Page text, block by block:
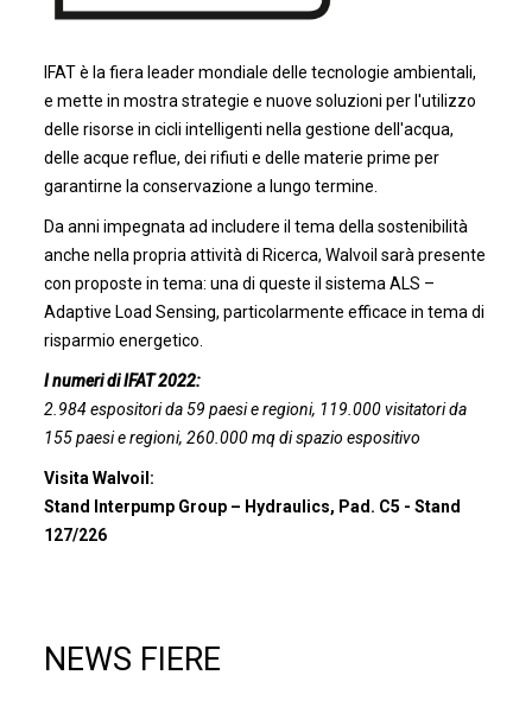
IFAT è la fiera leader mondiale delle tecnologie ambientali,
e mette in mostra strategie e nuove soluzioni per l'utilizzo
delle risorse in cicli intelligenti nella gestione dell'acqua,
delle acque reflue, dei rifiuti e delle materie prime per
garantirne la conservazione a lungo termine.
Da anni impegnata ad includere il tema della sostenibilità
anche nella propria attività di Ricerca, Walvoil sarà presente
con proposte in tema: una di queste il sistema ALS –
Adaptive Load Sensing, particolarmente efficace in tema di
risparmio energetico.
I numeri di IFAT 2022:
2.984 espositori da 59 paesi e regioni, 119.000 visitatori da
155 paesi e regioni, 260.000 mq di spazio espositivo
Visita Walvoil:
Stand Interpump Group – Hydraulics, Pad. C5 - Stand
127/226
NEWS FIERE